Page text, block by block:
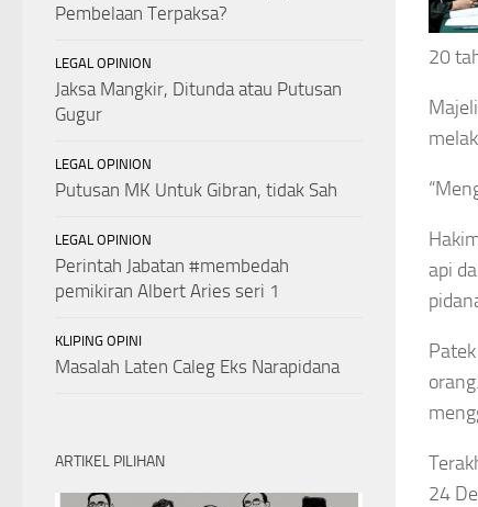
20
api
24
Pembelaan Terpaksa?
LEGAL OPINION
Jaksa Mangkir, Ditunda atau Putusan
Gugur
LEGAL OPINION
Putusan MK Untuk Gibran, tidak Sah
LEGAL OPINION
Perintah Jabatan #membedah
pemikiran Albert Aries seri 1
KLIPING OPINI
Masalah Laten Caleg Eks Narapidana
ARTIKEL PILIHAN